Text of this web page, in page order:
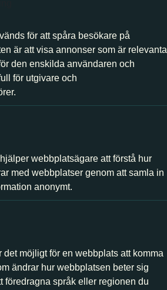
för att spåra besökare på
är att visa annonser som är relevanta
den enskilda användaren och
för utgivare och
webbplatsägare att förstå hur
med webbplatser genom att samla in
anonymt.
det möjligt för en webbplats att komma
ändrar hur webbplatsen beter sig
föredragna språk eller regionen du